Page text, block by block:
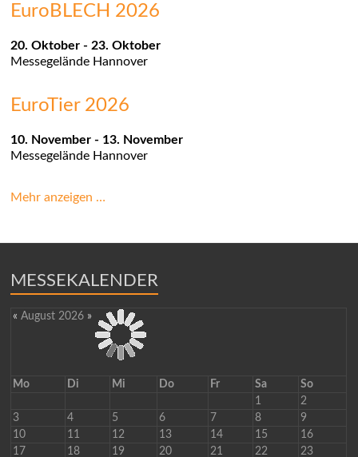
EuroBLECH 2026
20. Oktober - 23. Oktober
Messegelände Hannover
EuroTier 2026
10. November - 13. November
Messegelände Hannover
Mehr anzeigen …
MESSEKALENDER
« August 2026 »
Mo Di Mi Do Fr Sa
So
1
2
3
4 5 6 7 8
9
10
11 12 13 14 15
16
17
18 19 20 21 22 23